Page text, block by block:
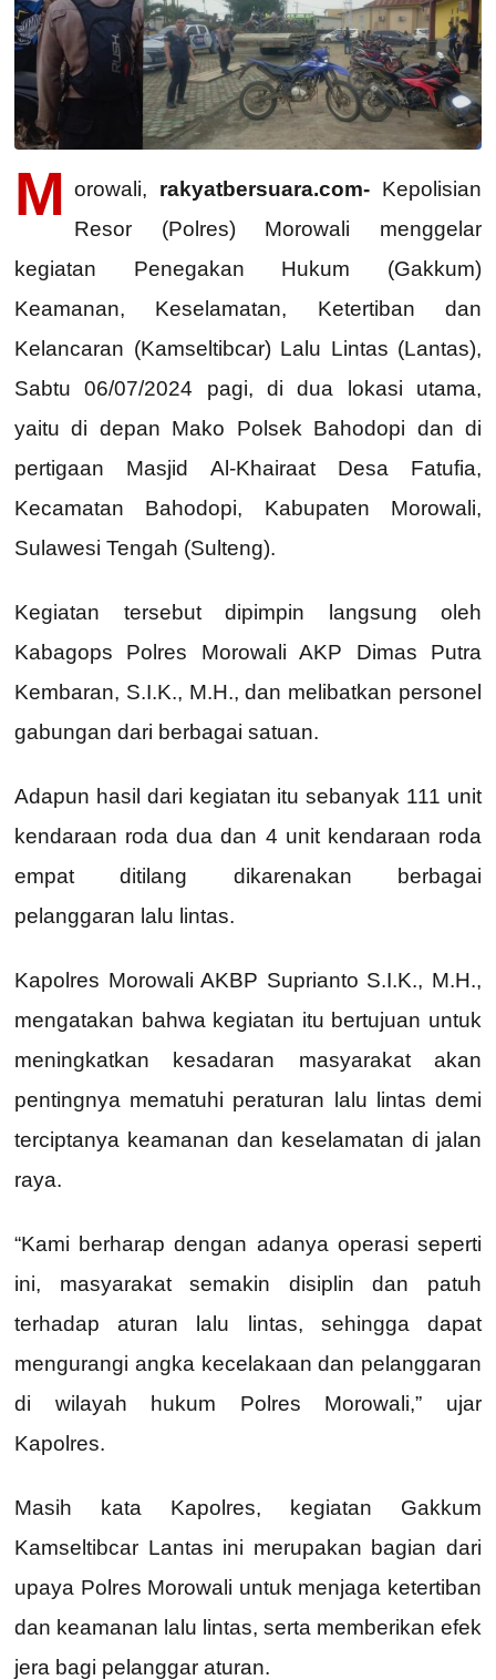
M orowali, rakyatbersuara.com- Kepolisian
Resor (Polres) Morowali menggelar
kegiatan Penegakan Hukum (Gakkum)
Keamanan, Keselamatan, Ketertiban dan
Kelancaran (Kamseltibcar) Lalu Lintas (Lantas),
Sabtu 06/07/2024 pagi, di dua lokasi utama,
yaitu di depan Mako Polsek Bahodopi dan di
pertigaan Masjid Al-Khairaat Desa Fatufia,
Kecamatan Bahodopi, Kabupaten Morowali,
Sulawesi Tengah (Sulteng).
Kegiatan tersebut dipimpin langsung oleh
Kabagops Polres Morowali AKP Dimas Putra
Kembaran, S.I.K., M.H., dan melibatkan personel
gabungan dari berbagai satuan.
Adapun hasil dari kegiatan itu sebanyak 111 unit
kendaraan roda dua dan 4 unit kendaraan roda
empat ditilang dikarenakan berbagai
pelanggaran lalu lintas.
Kapolres Morowali AKBP Suprianto S.I.K., M.H.,
mengatakan bahwa kegiatan itu bertujuan untuk
meningkatkan kesadaran masyarakat akan
pentingnya mematuhi peraturan lalu lintas demi
terciptanya keamanan dan keselamatan di jalan
raya.
“Kami berharap dengan adanya operasi seperti
ini, masyarakat semakin disiplin dan patuh
terhadap aturan lalu lintas, sehingga dapat
mengurangi angka kecelakaan dan pelanggaran
di wilayah hukum Polres Morowali,” ujar
Kapolres.
Masih kata Kapolres, kegiatan Gakkum
Kamseltibcar Lantas ini merupakan bagian dari
upaya Polres Morowali untuk menjaga ketertiban
dan keamanan lalu lintas, serta memberikan efek
jera bagi pelanggar aturan.